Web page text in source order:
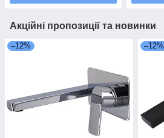
Акційні пропозиції та новинки
–12% –12%